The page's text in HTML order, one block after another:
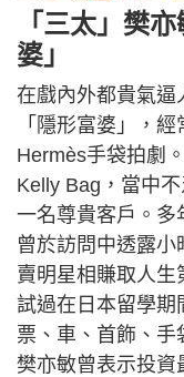
「三太」樊
婆」
在戲內外都貴氣逼
「隱形富婆」，
Hermès手袋拍劇
Kelly Bag，當中
一名尊貴客戶。多
曾於訪問中透露
賣明星相賺取人生
試過在日本留學期
票、車、首飾、手
樊亦敏曾表示投資